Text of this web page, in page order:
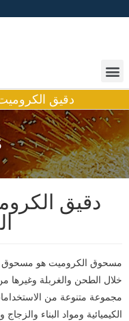
دقيق
دقيق
مسحوق الكروميت هو مسحوق
خلال الطحن والغربلة وغيرها
مجموعة متنوعة من
الكيميائية ومواد البناء